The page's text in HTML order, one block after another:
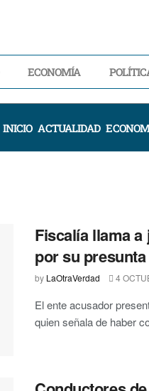
ECONOMÍA
INICIO ACTUALIDAD
Fiscalía llama
por su
by LaOtraVerdad 4
El ente acusador
quien señala de haber